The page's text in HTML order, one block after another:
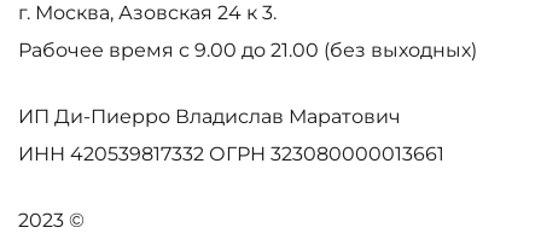
г. Москва, Азовская 24 к 3.
Рабочее время с 9.00 до 21.00 (без выходных)
ИП Ди-Пиерро Владислав Маратович
ИНН 420539817332 ОГРН 323080000013661
2023 ©